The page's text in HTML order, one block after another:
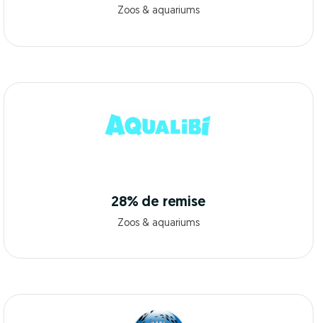
Zoos & aquariums
28% de remise
Zoos & aquariums